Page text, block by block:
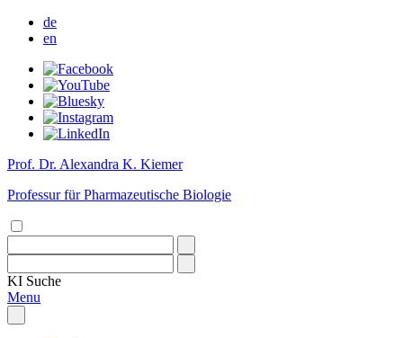
de
en
Prof. Dr. Alexandra K. Kiemer
Professur für Pharmazeutische Biologie
KI Suche
Menu